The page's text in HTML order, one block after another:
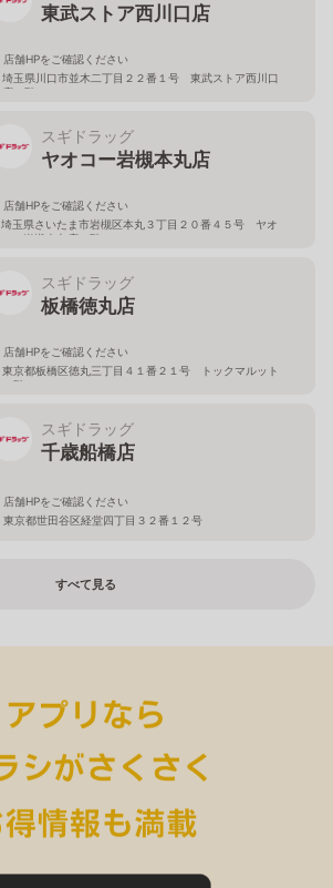
東武ストア西川口店
店舗HPをご確認ください
埼玉県川口市並木二丁目２２番１号 東武ストア西川口
店２階
スギドラッグ
ヤオコー岩槻本丸店
店舗HPをご確認ください
埼玉県さいたま市岩槻区本丸３丁目２０番４５号 ヤオ
コー岩槻本丸店２階
スギドラッグ
板橋徳丸店
店舗HPをご確認ください
東京都板橋区徳丸三丁目４１番２１号 トックマルット
１階
スギドラッグ
千歳船橋店
店舗HPをご確認ください
東京都世田谷区経堂四丁目３２番１２号
すべて見る